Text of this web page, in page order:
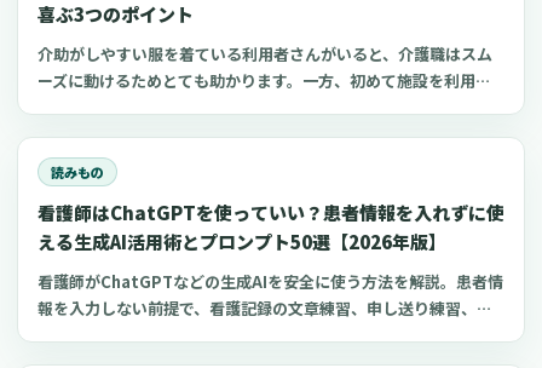
喜ぶ3つのポイント
介助がしやすい服を着ている利用者さんがいると、介護職はスム
ーズに動けるためとても助かります。一方、初めて施設を利用す
道府県に約1,400店舗ある「しまむら」で手に入れられるアイテ
ムを中心に、老人ホームに入所した利用者さんと介護職にとって
快適な部屋着のポイントをご紹介します。
読みもの
看護師はChatGPTを使っていい？患者情報を入れずに使
える生成AI活用術とプロンプト50選【2026年版】
看護師がChatGPTなどの生成AIを安全に使う方法を解説。患者情
報を入力しない前提で、看護記録の文章練習、申し送り練習、復